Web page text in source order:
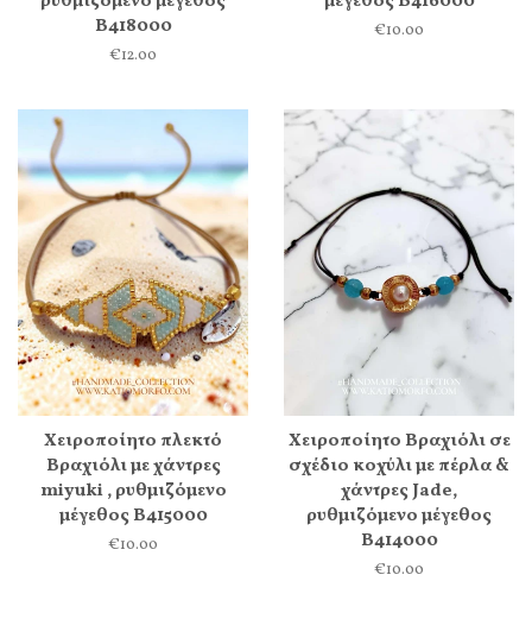
Β418000
€12.00
€10.00
Χειροποίητο πλεκτό
Βραχιόλι με χάντρες
miyuki , ρυθμιζόμενο
μέγεθος Β415000
€10.00
Χειροποίητο Βραχιόλι σε
σχέδιο κοχύλι με πέρλα &
χάντρες Jade,
ρυθμιζόμενο μέγεθος
Β414000
€10.00